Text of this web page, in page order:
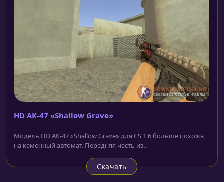
HD AK-47 «Shallow Grave»
Модель HD AK-47 «Shallow Grave» для CS 1.6 больше похожа
на каменный автомат. Передняя часть из...
Скачать